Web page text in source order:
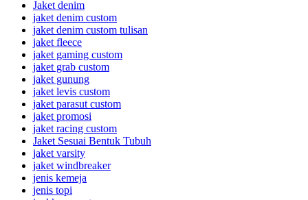
Jaket denim
jaket denim custom
jaket denim custom tulisan
jaket fleece
jaket gaming custom
jaket grab custom
jaket gunung
jaket levis custom
jaket parasut custom
jaket promosi
jaket racing custom
Jaket Sesuai Bentuk Tubuh
jaket varsity
jaket windbreaker
jenis kemeja
jenis topi